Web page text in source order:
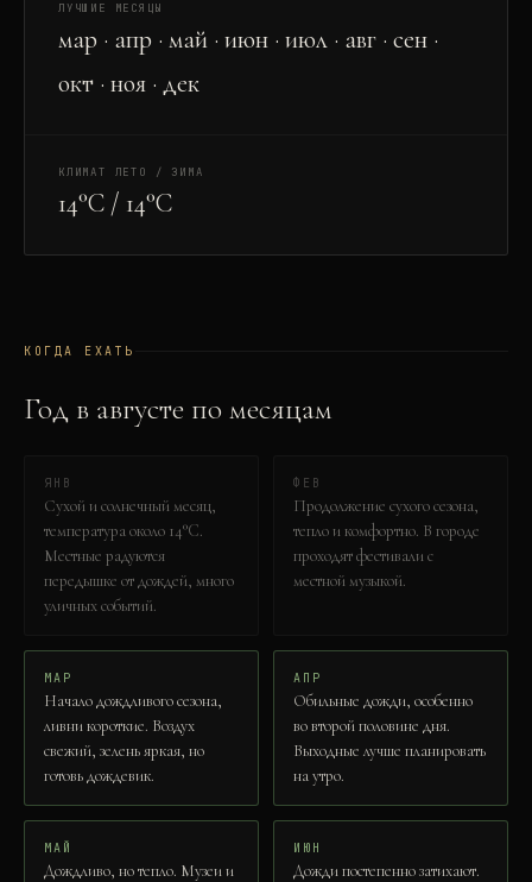
ЛУЧШИЕ МЕСЯЦЫ
мар · апр · май · июн · июл · авг · сен ·
окт · ноя · дек
КЛИМАТ ЛЕТО / ЗИМА
14°C / 14°C
КОГДА ЕХАТЬ
Год в августе по месяцам
ЯНВ
Сухой и солнечный месяц,
температура около 14°C.
Местные радуются
передышке от дождей, много
уличных событий.
ФЕВ
Продолжение сухого сезона,
тепло и комфортно. В городе
проходят фестивали с
местной музыкой.
МАР
Начало дождливого сезона,
ливни короткие. Воздух
свежий, зелень яркая, но
готовь дождевик.
АПР
Обильные дожди, особенно
во второй половине дня.
Выходные лучше планировать
на утро.
МАЙ
Дождливо, но тепло. Музеи и
ИЮН
Дожди постепенно затихают.